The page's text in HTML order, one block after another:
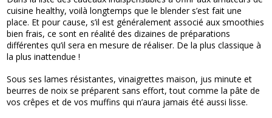
cuisine healthy, voilà longtemps que le blender s’est fait une
place. Et pour cause, s’il est généralement associé aux smoothies
bien frais, ce sont en réalité des dizaines de préparations
différentes qu’il sera en mesure de réaliser. De la plus classique à
la plus inattendue !
Sous ses lames résistantes, vinaigrettes maison, jus minute et
beurres de noix se préparent sans effort, tout comme la pâte de
vos crêpes et de vos muffins qui n’aura jamais été aussi lisse.